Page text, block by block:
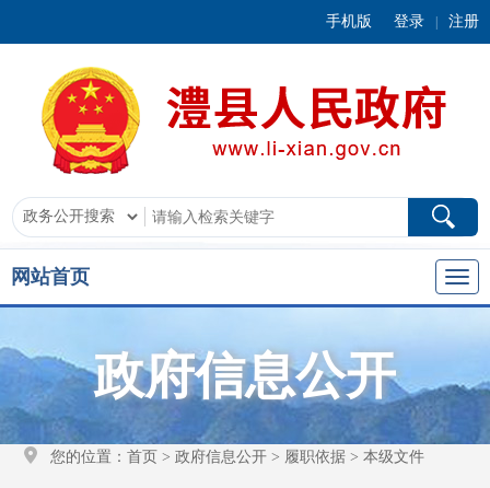
手机版 登录 注册
网站首页
政府信息公开
您的位置： 首页 > 政府信息公开 > 履职依据 > 本级文件